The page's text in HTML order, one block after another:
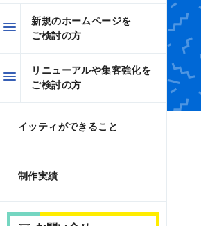
新規のホームページを
ご検討の方
リニューアルや集客強化を
ご検討の方
イッティができること
制作実績